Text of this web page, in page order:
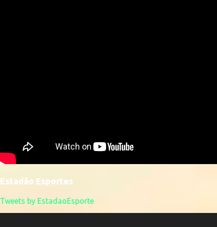
Estadão Esportes
Tweets by EstadaoEsporte